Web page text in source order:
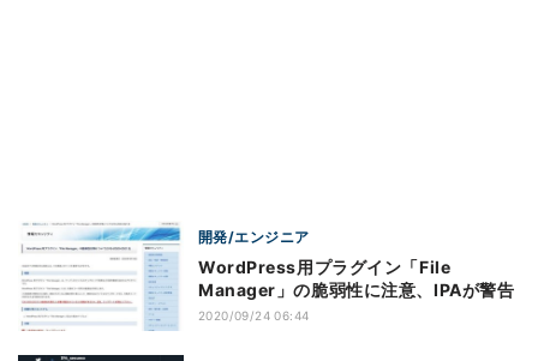
開発/エンジニア
WordPress用プラグイン「File
Manager」の脆弱性に注意、IPAが警告
2020/09/24 06:44